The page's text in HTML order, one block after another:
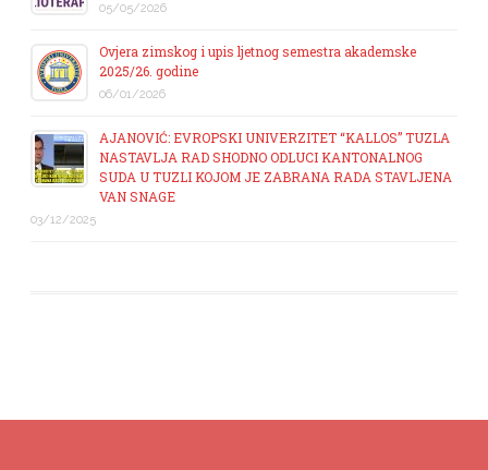
05/05/2026
Ovjera zimskog i upis ljetnog semestra akademske
2025/26. godine
06/01/2026
AJANOVIĆ: EVROPSKI UNIVERZITET “KALLOS” TUZLA
NASTAVLJA RAD SHODNO ODLUCI KANTONALNOG
SUDA U TUZLI KOJOM JE ZABRANA RADA STAVLJENA
VAN SNAGE
03/12/2025